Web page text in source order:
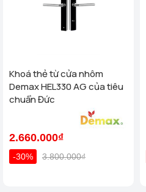
Khoá thẻ từ cửa nhôm
Demax HEL330 AG của tiêu
chuẩn Đức
2.660.000₫
-30% 3.800.000₫